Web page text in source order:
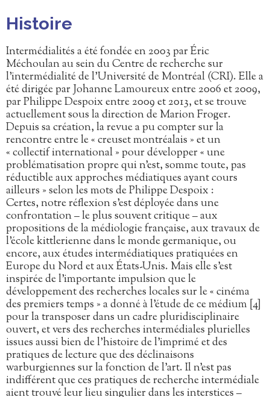
Histoire
Intermédialités a été fondée en 2003 par Éric
Méchoulan au sein du Centre de recherche sur
l’intermédialité de l’Université de Montréal (CRI). Elle a
été dirigée par Johanne Lamoureux entre 2006 et 2009,
par Philippe Despoix entre 2009 et 2013, et se trouve
actuellement sous la direction de Marion Froger.
Depuis sa création, la revue a pu compter sur la
rencontre entre le « creuset montréalais » et un
« collectif international » pour développer « une
problématisation propre qui n’est, somme toute, pas
réductible aux approches médiatiques ayant cours
ailleurs » selon les mots de Philippe Despoix :
Certes, notre réflexion s’est déployée dans une
confrontation – le plus souvent critique – aux
propositions de la médiologie française, aux travaux de
l’école kittlerienne dans le monde germanique, ou
encore, aux études intermédiatiques pratiquées en
Europe du Nord et aux États-Unis. Mais elle s’est
inspirée de l’importante impulsion que le
développement des recherches locales sur le « cinéma
des premiers temps » a donné à l’étude de ce médium [4]
pour la transposer dans un cadre pluridisciplinaire
ouvert, et vers des recherches intermédiales plurielles
issues aussi bien de l’histoire de l’imprimé et des
pratiques de lecture que des déclinaisons
warburgiennes sur la fonction de l’art. Il n’est pas
indifférent que ces pratiques de recherche intermédiale
aient trouvé leur lieu singulier dans les interstices –